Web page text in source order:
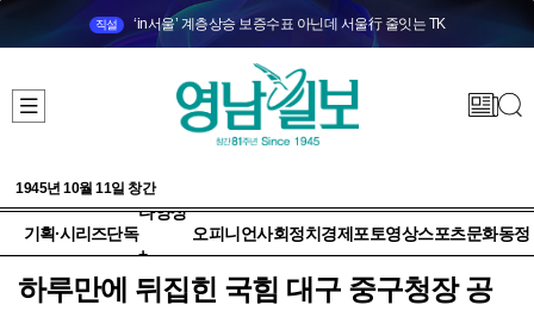
직설 ‘in서울’ 계층상승 보증수표 아닌데 서울行 줄잇는 TK
1945년 10월 11일 창간
기획·시리즈단독
다양성
+
오피니언사회정치 경제 포토영상스포츠문화동정
하루만에 뒤집힌 국힘 대구 중구청장 공